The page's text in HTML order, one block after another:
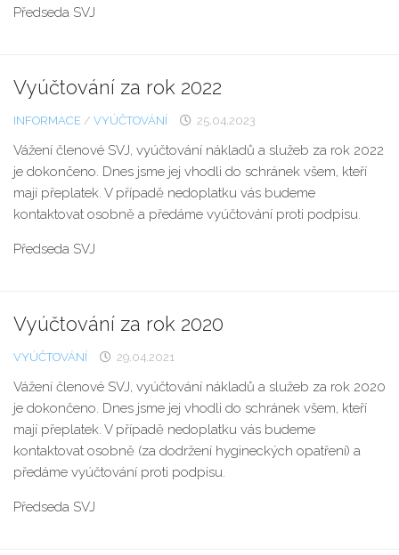
Předseda SVJ
Vyúčtování za rok 2022
INFORMACE / VYÚČTOVÁNÍ 25.04.2023
Vážení členové SVJ, vyúčtování nákladů a služeb za rok 2022
je dokončeno. Dnes jsme jej vhodli do schránek všem, kteří
mají přeplatek. V případě nedoplatku vás budeme
kontaktovat osobně a předáme vyúčtování proti podpisu.
Předseda SVJ
Vyúčtování za rok 2020
VYÚČTOVÁNÍ 29.04.2021
Vážení členové SVJ, vyúčtování nákladů a služeb za rok 2020
je dokončeno. Dnes jsme jej vhodli do schránek všem, kteří
mají přeplatek. V případě nedoplatku vás budeme
kontaktovat osobně (za dodržení hygineckých opatření) a
předáme vyúčtování proti podpisu.
Předseda SVJ